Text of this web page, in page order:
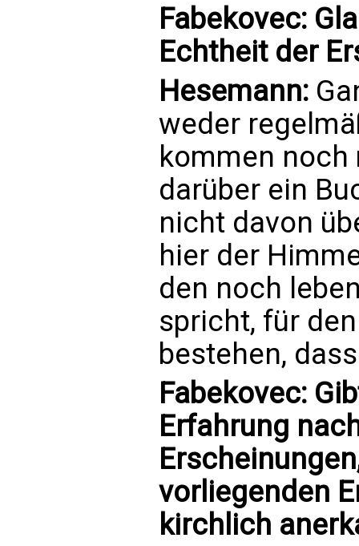
Fabekovec:
Echtheit der
Hesemann:
weder
kommen
darüber ein
nicht davon
hier der
den noch
spricht, für
bestehen,
Fabekovec:
Erfahrung
vorliegenden
kirchlich